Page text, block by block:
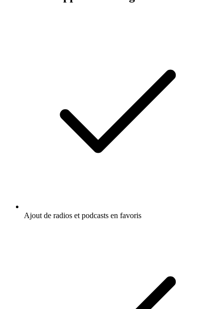
Ajout de radios et podcasts en favoris